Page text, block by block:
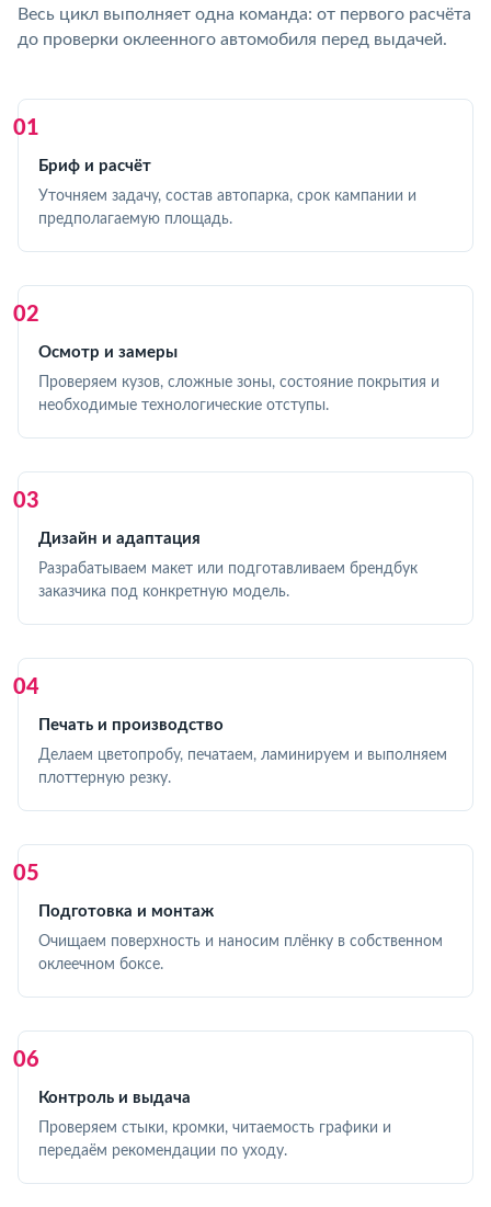
Весь цикл выполняет одна команда: от первого расчёта
до проверки оклеенного автомобиля перед выдачей.
Бриф и расчёт
Уточняем задачу, состав автопарка, срок кампании и
предполагаемую площадь.
Осмотр и замеры
Проверяем кузов, сложные зоны, состояние покрытия и
необходимые технологические отступы.
Дизайн и адаптация
Разрабатываем макет или подготавливаем брендбук
заказчика под конкретную модель.
Печать и производство
Делаем цветопробу, печатаем, ламинируем и выполняем
плоттерную резку.
Подготовка и монтаж
Очищаем поверхность и наносим плёнку в собственном
оклеечном боксе.
Контроль и выдача
Проверяем стыки, кромки, читаемость графики и
передаём рекомендации по уходу.